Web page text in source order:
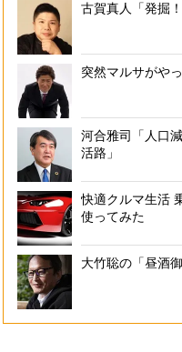
古賀真人「発掘
突然マルサがや
河合雅司「人口
活路」
快適クルマ生活
使ってみた
大竹聡の「昼酒御